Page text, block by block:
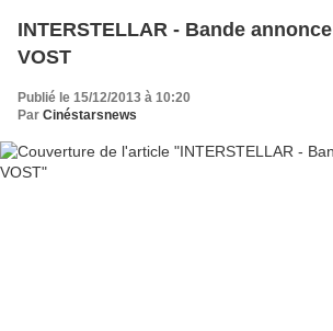
INTERSTELLAR - Bande
VOST
Publié le 15/12/2013 à 10:20
Par Cinéstarsnews